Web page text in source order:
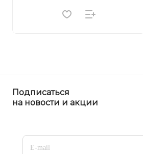
Подписаться
на новости и акции